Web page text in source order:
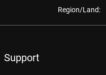
Region/Land:
Support